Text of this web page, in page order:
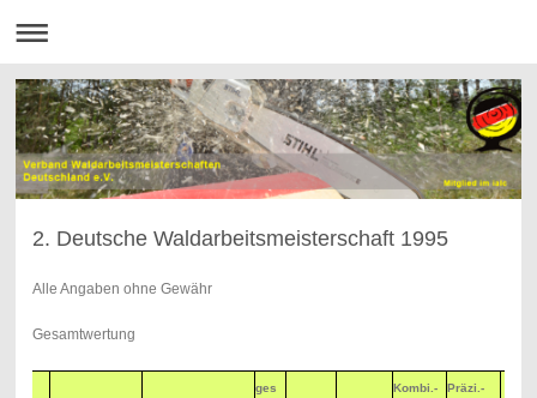
2. Deutsche Waldarbeitsmeisterschaft 1995
Alle Angaben ohne Gewähr
Gesamtwertung
ges
Kombi.-
Präzi.-